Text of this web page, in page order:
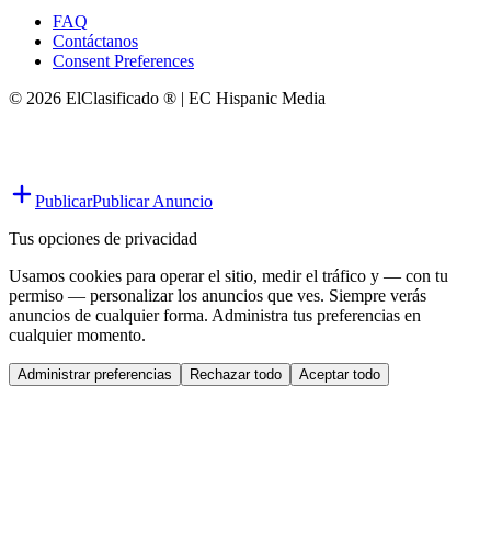
FAQ
Contáctanos
Consent Preferences
© 2026 ElClasificado ® | EC Hispanic Media
PublicarPublicar Anuncio
Tus opciones de privacidad
Usamos cookies para operar el sitio, medir el tráfico y — con tu
permiso — personalizar los anuncios que ves. Siempre verás
anuncios de cualquier forma. Administra tus preferencias en
cualquier momento.
Administrar preferencias Rechazar todo Aceptar todo